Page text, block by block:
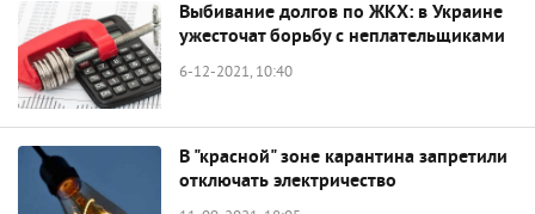
Выбивание долгов по ЖКХ: в Украине
ужесточат борьбу с неплательщиками
6-12-2021, 10:40
В "красной" зоне карантина запретили
отключать электричество